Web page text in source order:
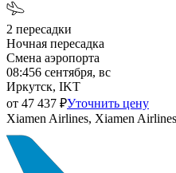
2 пересадки
Ночная пересадка
Смена аэропорта
08:456 сентября, вс
Иркутск, IKT
от 47 437 ₽Уточнить цену
Xiamen Airlines, Xiamen